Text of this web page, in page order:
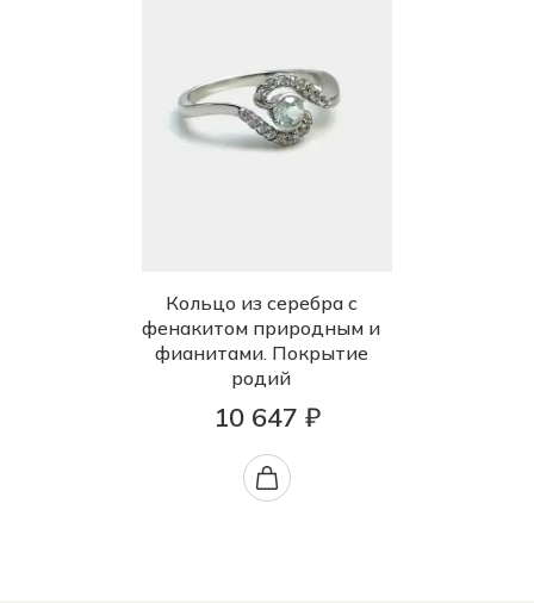
Кольцо из серебра с
фенакитом природным и
фианитами. Покрытие
родий
10 647 ₽